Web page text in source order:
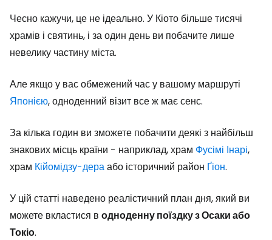
Чесно кажучи, це не ідеально. У Кіото більше тисячі
храмів і святинь, і за один день ви побачите лише
невелику частину міста.
Але якщо у вас обмежений час у вашому маршруті
Японією, одноденний візит все ж має сенс.
За кілька годин ви зможете побачити деякі з найбільш
знакових місць країни - наприклад, храм Фусімі Інарі,
храм Кійомідзу-дераабо історичний район Ґіон.
У цій статті наведено реалістичний план дня, який ви
можете вкластися в одноденну поїздку з Осаки або
Токіо.